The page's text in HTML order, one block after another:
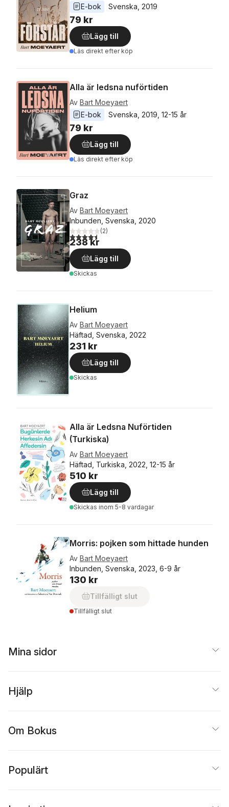
E-bok
Svenska 2019
79 kr
Lägg till
Läs direkt efter köp
Alla är ledsna nuförtiden
Av Bart Moeyaert
E-bok
Svenska 2019 12-15 år
79 kr
Lägg till
Läs direkt efter köp
Graz
Av Bart Moeyaert
Inbunden, Svenska, 2020
4,5utav 5 stjärnor. Totalt antal röster:
(2)
238 kr
Lägg till
Skickas
Helium
Av Bart Moeyaert
Häftad, Svenska, 2022
231 kr
Lägg till
Skickas
Alla är Ledsna Nuförtiden
(Turkiska)
Av Bart Moeyaert
Häftad, Turkiska, 2022, 12-15 år
510 kr
Lägg till
Skickas inom 5-8 vardagar
Morris: pojken som hittade hunden
Av Bart Moeyaert
Inbunden, Svenska, 2023, 6-9 år
130 kr
Tillfälligt slut
Tillfälligt slut
Mina sidor
Hjälp
Om Bokus
Populärt